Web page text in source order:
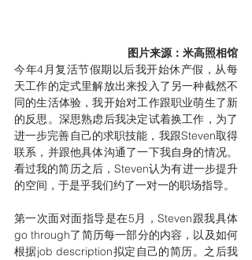
图片来源：米高照相馆
今年4月复活节假期以后我开始休产假，从每
天工作的定式里解放出来投入了另一种截然不
同的生活体验，我开始对工作跟职业萌生了新
的反思。深思熟虑后我决定试着换工作，为了
进一步完善自己的求职技能，我跟Steven取得
联系，并跟他具体沟通了一下我自身的情况。
看过我的简历之后，Steven认为有进一步提升
的空间，于是乎我们约了一对一的职场指导。
第一次面对面指导是在5月，Steven跟我具体
go through了简历每一部分的内容，以及如何
根据job description拟定自己的简历。之后我